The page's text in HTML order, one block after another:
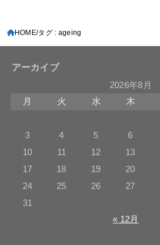
HOME タグ : ageing
アーカイブ
2026年8月
月
火 水 木
3
4 5 6
10
11 12 13
17
18 19 20
24
25 26 27
31
« 12月